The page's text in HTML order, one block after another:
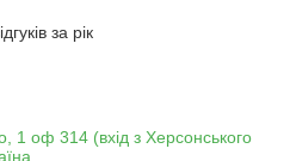
за рік
1 оф 314 (вхід з Херсонського